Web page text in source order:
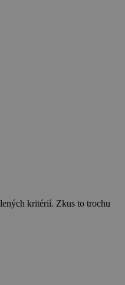
kritérií. Zkus to trochu